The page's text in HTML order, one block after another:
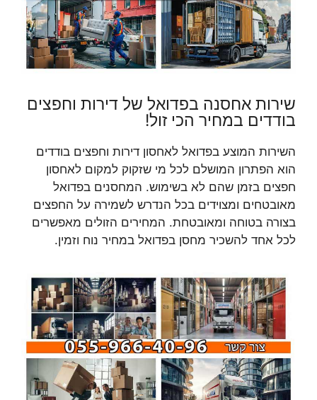
שירות אחסנה בפדואל של דירות וחפצים
בודדים במחיר הכי זול!
השירות המוצע בפדואל לאחסון דירות וחפצים בודדים
הוא הפתרון המושלם לכל מי שזקוק למקום לאחסון
חפצים בזמן שהם לא בשימוש. המחסנים בפדואל
מאובטחים ומצוידים בכל הנדרש לשמירה על החפצים
בצורה בטוחה ומאובטחת. המחירים הזולים מאפשרים
לכל אחד להשכיר מחסן בפדואל במחיר נוח וזמין.